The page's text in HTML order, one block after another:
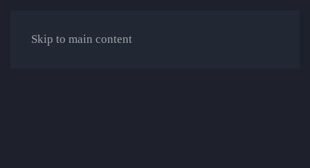
Skip to main content